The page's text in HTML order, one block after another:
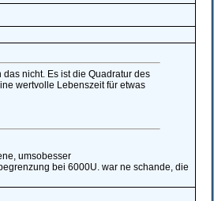
nicht. Es ist die Quadratur des
wertvolle Lebenszeit für etwas
umsobesser
bei 6000U. war ne schande, die